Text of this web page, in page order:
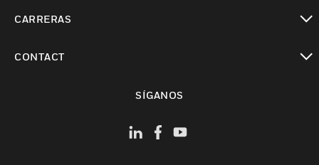
CARRERAS
CONTACT
SÍGANOS